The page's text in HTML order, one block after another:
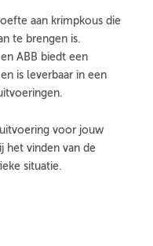
aan krimpkous die
te brengen is.
ABB biedt een
is leverbaar in een
voor jouw
het vinden van de
situatie.